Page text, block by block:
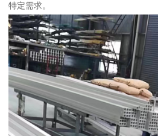
特定需求。